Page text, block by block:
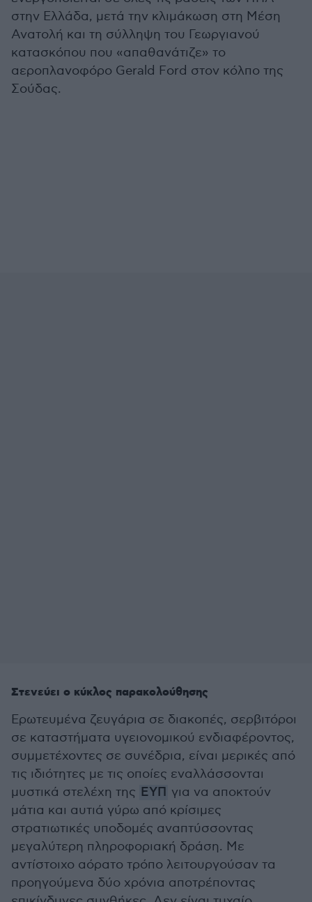
στην Ελλάδα, μετά την κλιμάκωση στη Μέση
Ανατολή και τη σύλληψη του Γεωργιανού
κατασκόπου που «απαθανάτιζε» το
αεροπλανοφόρο Gerald Ford στον κόλπο της
Σούδας.
Στενεύει ο κύκλος παρακολούθησης
Ερωτευμένα ζευγάρια σε διακοπές, σερβιτόροι
σε καταστήματα υγειονομικού ενδιαφέροντος,
συμμετέχοντες σε συνέδρια, είναι μερικές από
τις ιδιότητες με τις οποίες εναλλάσσονται
μυστικά στελέχη της ΕΥΠ για να αποκτούν
μάτια και αυτιά γύρω από κρίσιμες
στρατιωτικές υποδομές αναπτύσσοντας
μεγαλύτερη πληροφοριακή δράση. Με
αντίστοιχο αόρατο τρόπο λειτουργούσαν τα
προηγούμενα δύο χρόνια αποτρέποντας